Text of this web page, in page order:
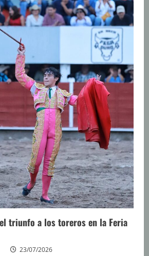
triunfo a los toreros en la Feria
23/07/2026